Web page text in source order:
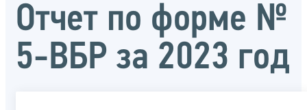
Отчет по форме №
5-ВБР за 2023 год